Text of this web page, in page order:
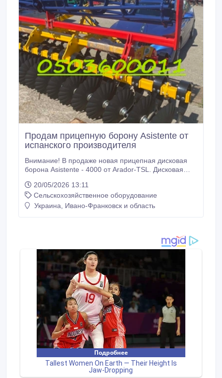
Продам прицепную борону Asistente от
испанского производителя
Внимание! В продаже новая прицепная дисковая
борона Asistente - 4000 от Arador-TSL. Дисковая
балки дисков, предназначена для лущения
пожнивных остатков и обработки почвы после
посевов. По всем вопросам обращайтесь по номеру
20/05/2026 13:11
Сельскохозяйственное оборудование
Украина, Ивано-Франковск и область